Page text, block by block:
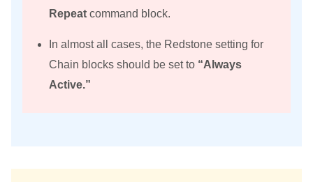
Repeat command block.
In almost all cases, the Redstone setting for
Chain blocks should be set to “Always
Active.”